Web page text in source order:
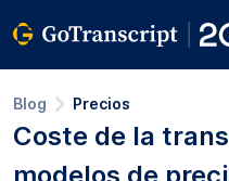
Blog Precios
Coste de la